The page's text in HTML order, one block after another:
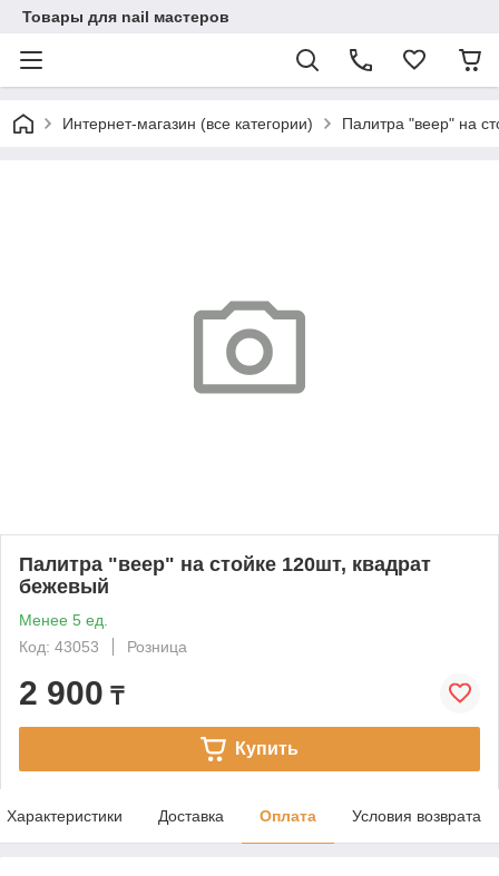
Товары для nail мастеров
Интернет-магазин (все категории) Палитра "веер" на
Палитра "веер" на стойке 120шт, квадрат
бежевый
Менее 5 ед.
Код: 43053
Розница
2 900 ₸
Купить
Характеристики Доставка Оплата Условия возврата